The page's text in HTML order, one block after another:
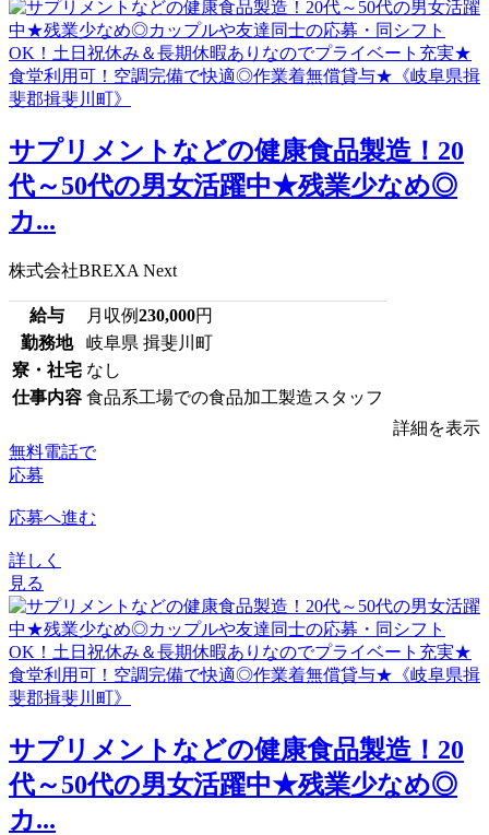
サプリメントなどの健康食品製造！20
代～50代の男女活躍中★残業少なめ◎
カ...
株式会社BREXA Next
給与 月収例230,000円
勤務地
岐阜県 揖斐川町
寮・社宅 なし
仕事内容 食品系工場での食品加工製造スタッフ
詳細を表示
無料電話で
応募
応募へ進む
詳しく
見る
サプリメントなどの健康食品製造！20
代～50代の男女活躍中★残業少なめ◎
カ...